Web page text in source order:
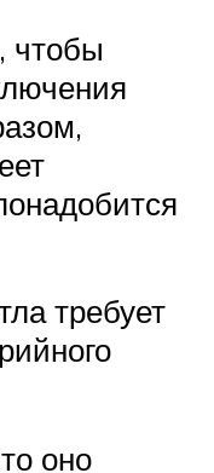
чтобы
требует
оно